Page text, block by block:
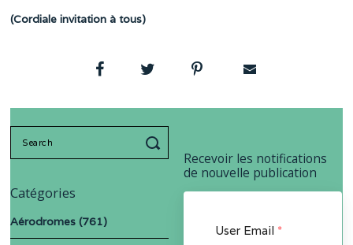
(Cordiale invitation à tous)
Recevoir les notifications
de nouvelle publication
User Email *
Catégories
Aérodromes (761)